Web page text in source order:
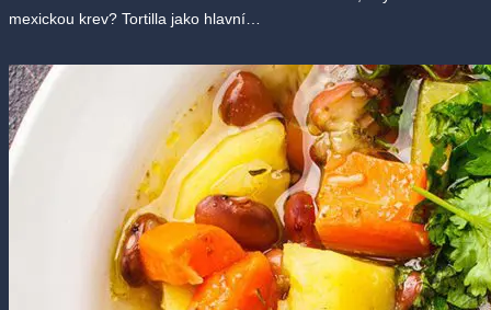
mexickou krev? Tortilla jako hlavní…